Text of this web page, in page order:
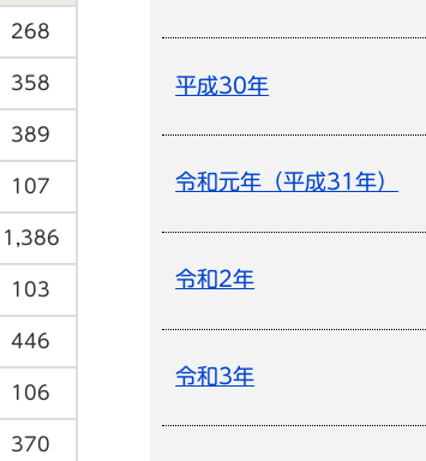
268
358
389
107
1,386
103
446
106
370
平成30年
令和元年（平成31年）
令和2年
令和3年